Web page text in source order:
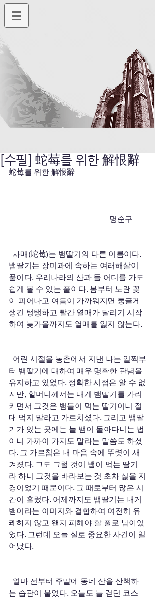
[수필] 蛇莓를 위한 解恨辭
蛇莓를 위한 解恨辭
                                                    명순구
뱀딸기는 장미과에 속하는 여러해살이
풀이다. 우리나라의 산과 들 어디를 가도
쉽게 볼 수 있는 풀이다. 봄부터 노란 꽃
이 피어나고 여름이 가까워지면 둥글게
생긴 탱탱하고 빨간 열매가 달리기 시작
하여 늦가을까지도 열매를 잃지 않는다.
터 뱀딸기에 대하여 매우 명확한 관념을
유지하고 있었다. 정확한 시점은 알 수 없
지만, 할머니께서는 내게 뱀딸기를 가리
키면서 그것은 뱀들이 먹는 딸기이니 절
대 먹지 말라고 가르치셨다. 그리고 뱀딸
기가 있는 곳에는 늘 뱀이 돌아다니는 법
이니 가까이 가지도 말라는 말씀도 하셨
다. 그 가르침은 내 마음 속에 뚜렷이 새
겨졌다. 그도 그럴 것이 뱀이 먹는 딸기
라 하니 그것을 바라보는 것 초차 싫을 지
경이었기 때문이다. 그 때로부터 많은 시
간이 흘렀다. 어제까지도 뱀딸기는 내게
뱀이라는 이미지와 결합하여 여전히 유
쾌하지 않고 왠지 피해야 할 풀로 남아있
었다. 그런데 오늘 실로 중요한 사건이 일
어났다.
는 습관이 붙었다. 오늘도 늘 걷던 코스